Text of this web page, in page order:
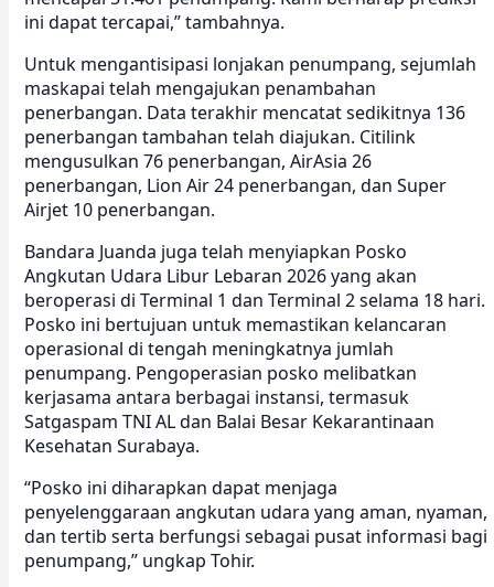
ini dapat tercapai,” tambahnya.
Untuk mengantisipasi lonjakan penumpang, sejumlah
maskapai telah mengajukan penambahan
penerbangan. Data terakhir mencatat sedikitnya 136
penerbangan tambahan telah diajukan. Citilink
mengusulkan 76 penerbangan, AirAsia 26
penerbangan, Lion Air 24 penerbangan, dan Super
Airjet 10 penerbangan.
Bandara Juanda juga telah menyiapkan Posko
Angkutan Udara Libur Lebaran 2026 yang akan
beroperasi di Terminal 1 dan Terminal 2 selama 18 hari.
Posko ini bertujuan untuk memastikan kelancaran
operasional di tengah meningkatnya jumlah
penumpang. Pengoperasian posko melibatkan
kerjasama antara berbagai instansi, termasuk
Satgaspam TNI AL dan Balai Besar Kekarantinaan
Kesehatan Surabaya.
“Posko ini diharapkan dapat menjaga
penyelenggaraan angkutan udara yang aman, nyaman,
dan tertib serta berfungsi sebagai pusat informasi bagi
penumpang,” ungkap Tohir.